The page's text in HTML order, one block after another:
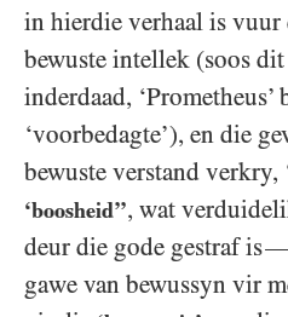
in hierdie verhaal is
bewuste intellek (soos
inderdaad,
‘voorbedagte’), en die
bewuste verstand verkry,
‘boosheid’’, wat
deur die gode gestraf is—
gawe van bewussyn vir